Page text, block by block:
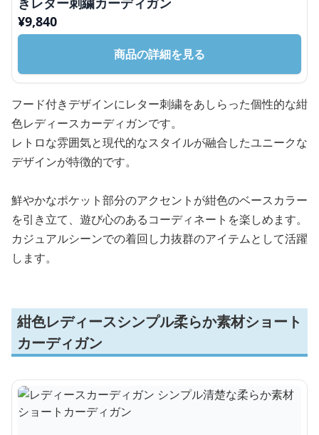
¥9,840
商品の詳細を見る
フード付きデザインにレター刺繍をあしらった個性的な紺
色レディースカーディガンです。
レトロな雰囲気と現代的なスタイルが融合したユニークな
デザインが特徴的です。
鮮やかなポケット部分のアクセントが紺色のベースカラー
を引き立て、遊び心のあるコーディネートを楽しめます。
カジュアルシーンでの着回し力抜群のアイテムとして活躍
します。
紺色レディースシンプル柔らか素材ショート
カーディガン